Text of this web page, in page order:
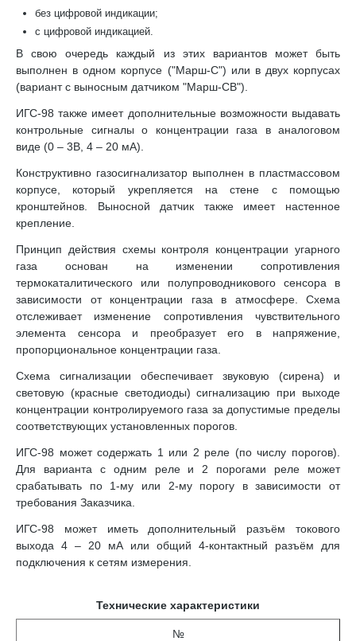
без цифровой индикации;
с цифровой индикацией.
В свою очередь каждый из этих вариантов может быть
выполнен в одном корпусе ("Марш-С") или в двух корпусах
(вариант с выносным датчиком "Марш-СВ").
ИГС-98 также имеет дополнительные возможности выдавать
контрольные сигналы о концентрации газа в аналоговом
виде (0 – 3В, 4 – 20 мА).
Конструктивно газосигнализатор выполнен в пластмассовом
корпусе, который укрепляется на стене с помощью
кронштейнов. Выносной датчик также имеет настенное
крепление.
Принцип действия схемы контроля концентрации угарного
газа основан на изменении сопротивления
термокаталитического или полупроводникового сенсора в
зависимости от концентрации газа в атмосфере. Схема
отслеживает изменение сопротивления чувствительного
элемента сенсора и преобразует его в напряжение,
пропорциональное концентрации газа.
Схема сигнализации обеспечивает звуковую (сирена) и
световую (красные светодиоды) сигнализацию при выходе
концентрации контролируемого газа за допустимые пределы
соответствующих установленных порогов.
ИГС-98 может содержать 1 или 2 реле (по числу порогов).
Для варианта с одним реле и 2 порогами реле может
срабатывать по 1-му или 2-му порогу в зависимости от
требования Заказчика.
ИГС-98 может иметь дополнительный разъём токового
выхода 4 – 20 мА или общий 4-контактный разъём для
подключения к сетям измерения.
Технические характеристики
№